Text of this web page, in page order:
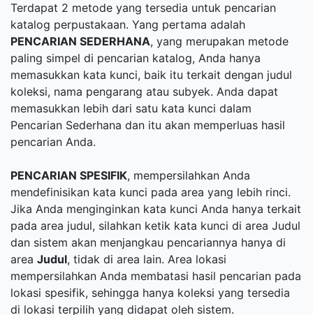
Terdapat 2 metode yang tersedia untuk pencarian
katalog perpustakaan. Yang pertama adalah
PENCARIAN SEDERHANA, yang merupakan metode
paling simpel di pencarian katalog, Anda hanya
memasukkan kata kunci, baik itu terkait dengan judul
koleksi, nama pengarang atau subyek. Anda dapat
memasukkan lebih dari satu kata kunci dalam
Pencarian Sederhana dan itu akan memperluas hasil
pencarian Anda.
PENCARIAN SPESIFIK, mempersilahkan Anda
mendefinisikan kata kunci pada area yang lebih rinci.
Jika Anda menginginkan kata kunci Anda hanya terkait
pada area judul, silahkan ketik kata kunci di area Judul
dan sistem akan menjangkau pencariannya hanya di
area Judul, tidak di area lain. Area lokasi
mempersilahkan Anda membatasi hasil pencarian pada
lokasi spesifik, sehingga hanya koleksi yang tersedia
di lokasi terpilih yang didapat oleh sistem.